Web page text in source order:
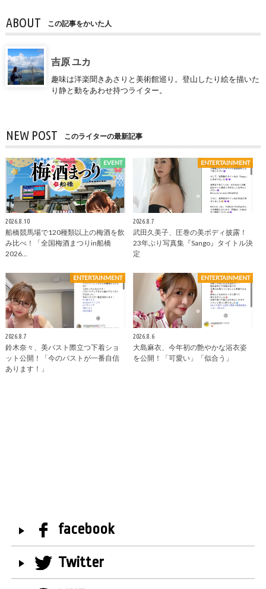
ABOUT この記事をかいた人
吉原 ユカ
趣味は洋楽聞きあさりと美術館巡り。登山したり絵を描いた
り静と動をあわせ持つライター。
NEW POST このライターの最新記事
EVENT
2026.8.10
船橋競馬場で120種類以上の梅酒を飲
み比べ！「全国梅酒まつりin船橋
2026…
ENTERTAINMENT
2026.8.7
武田久美子、圧巻の美ボディ披露！
23年ぶり写真集『Sango』タイトル決
定
ENTERTAINMENT
2026.8.7
鈴木奈々、美バスト際立つ下着ショ
ット公開！「今のバストが一番自信
あります！」
ENTERTAINMENT
2026.8.6
大島麻衣、今年初の艶やかな浴衣姿
を公開！「可愛い」「似合う」
facebook
Twitter